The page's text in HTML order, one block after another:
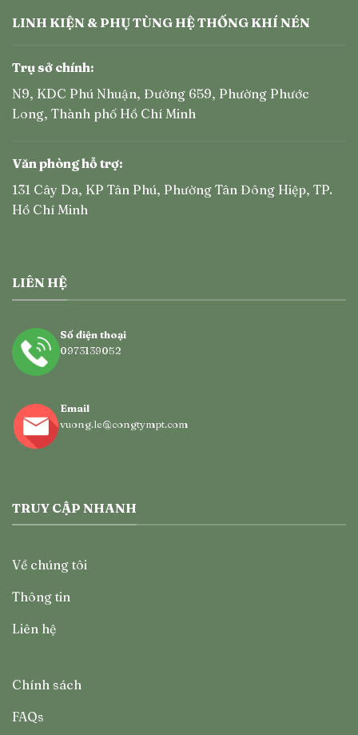
LINH KIỆN & PHỤ TÙNG HỆ THỐNG KHÍ NÉN
Trụ sở chính:
N9, KDC Phú Nhuận, Đường 659, Phường Phước
Long, Thành phố Hồ Chí Minh
Văn phòng hỗ trợ:
131 Cây Da, KP Tân Phú, Phường Tân Đông Hiệp, TP.
Hồ Chí Minh
LIÊN HỆ
Số điện thoại
0973139052
Email
vuong.le@congtympt.com
TRUY CẬP NHANH
Về chúng tôi
Thông tin
Liên hệ
Chính sách
FAQs